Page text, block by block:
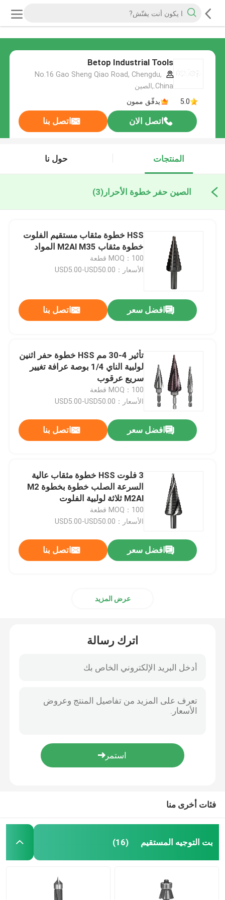
Betop Industrial Tools
No.16 Gao Sheng Qiao Road, Chengdu,
China.,الصين
5.0
يدقّق ممون
اتصل الان اتصل بنا
المنتجات حول نا
الصين حفر خطوة الأحرار (3)
HSS خطوة مثقاب مستقيم الفلوت
خطوة مثقاب M2Al M35 المواد
MOQ：100 قطعة
الأسعار：USD5.00-USD50.00
افضل سعر اتصل بنا
تأثير 4-30 مم HSS خطوة حفر اثنين
لولبية الناي 1/4 بوصة عرافة تغيير
سريع عرقوب
MOQ：100 قطعة
الأسعار：USD5.00-USD50.00
افضل سعر اتصل بنا
3 فلوت HSS خطوة مثقاب عالية
السرعة الصلب خطوة بخطوة M2
M2Al ثلاثة لولبية الفلوت
MOQ：100 قطعة
الأسعار：USD5.00-USD50.00
افضل سعر اتصل بنا
عرض المزيد
اترك رسالة
فئات أخرى منا
بت التوجيه المستقيم (16)